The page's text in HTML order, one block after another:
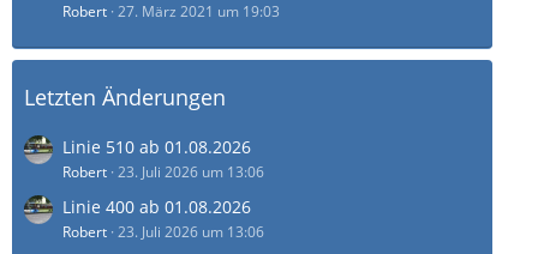
Robert 27. März 2021 um 19:03
Letzten Änderungen
Linie 510 ab 01.08.2026
Robert 23. Juli 2026 um 13:06
Linie 400 ab 01.08.2026
Robert 23. Juli 2026 um 13:06